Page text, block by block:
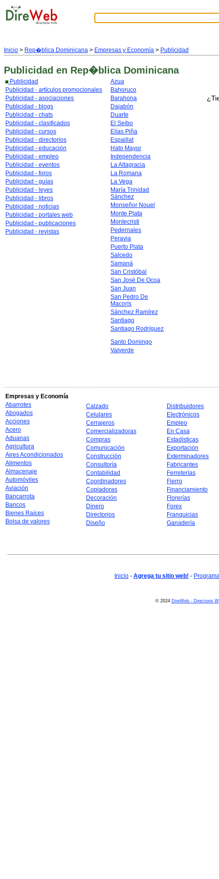
Inicio > Rep�blica Dominicana > Empresas y Economía > Publicidad
Publicidad en Rep�blica Dominicana
Publicidad
Publicidad - artículos promocionales
Publicidad - asociaciones
Publicidad - blogs
Publicidad - chats
Publicidad - clasificados
Publicidad - cursos
Publicidad - directorios
Publicidad - educación
Publicidad - empleo
Publicidad - eventos
Publicidad - foros
Publicidad - guías
Publicidad - leyes
Publicidad - libros
Publicidad - noticias
Publicidad - portales web
Publicidad - publicaciones
Publicidad - revistas
Azua
Bahoruco
Barahona
Dajabón
Duarte
El Seibo
Elías Piña
Espaillat
Hato Mayor
Independencia
La Altagracia
La Romana
La Vega
María Trinidad
Sánchez
Monseñor Nouel
Monte Plata
Montecristi
Pedernales
Peravia
Puerto Plata
Salcedo
Samaná
San Cristóbal
San José De Ocoa
San Juan
San Pedro De
Macorís
Sánchez Ramírez
Santiago
Santiago Rodríguez
Santo Domingo
Valverde
Empresas y Economía
Abarrotes
Abogados
Acciones
Acero
Aduanas
Agricultura
Aires Acondicionados
Alimentos
Almacenaje
Automóviles
Aviación
Bancarrota
Bancos
Bienes Raíces
Bolsa de valores
Calzado
Celulares
Cerrajeros
Comercializadoras
Compras
Comunicación
Construcción
Consultoría
Contabilidad
Coordinadores
Copiadoras
Decoración
Dinero
Directorios
Diseño
Distribuidores
Electrónicos
Empleo
En Casa
Estadísticas
Exportación
Exterminadores
Fabricantes
Ferreterías
Fierro
Financiamiento
Florerías
Forex
Franquicias
Ganadería
Inicio - Agrega tu sitio web! -
© 2024 DireWeb - Directorio